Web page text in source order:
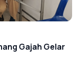
Gajah Gelar